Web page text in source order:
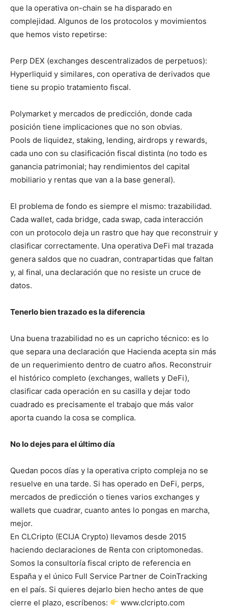
que la operativa on-chain se ha disparado en
complejidad. Algunos de los protocolos y movimientos
que hemos visto repetirse:
Perp DEX (exchanges descentralizados de perpetuos):
Hyperliquid y similares, con operativa de derivados que
tiene su propio tratamiento fiscal.
Polymarket y mercados de predicción, donde cada
posición tiene implicaciones que no son obvias.
Pools de liquidez, staking, lending, airdrops y rewards,
cada uno con su clasificación fiscal distinta (no todo es
ganancia patrimonial; hay rendimientos del capital
mobiliario y rentas que van a la base general).
El problema de fondo es siempre el mismo: trazabilidad.
Cada wallet, cada bridge, cada swap, cada interacción
con un protocolo deja un rastro que hay que reconstruir y
clasificar correctamente. Una operativa DeFi mal trazada
genera saldos que no cuadran, contrapartidas que faltan
y, al final, una declaración que no resiste un cruce de
datos.
Tenerlo bien trazado es la diferencia
Una buena trazabilidad no es un capricho técnico: es lo
que separa una declaración que Hacienda acepta sin más
de un requerimiento dentro de cuatro años. Reconstruir
el histórico completo (exchanges, wallets y DeFi),
clasificar cada operación en su casilla y dejar todo
cuadrado es precisamente el trabajo que más valor
aporta cuando la cosa se complica.
No lo dejes para el último día
Quedan pocos días y la operativa cripto compleja no se
resuelve en una tarde. Si has operado en DeFi, perps,
mercados de predicción o tienes varios exchanges y
wallets que cuadrar, cuanto antes lo pongas en marcha,
mejor.
En CLCripto (ECIJA Crypto) llevamos desde 2015
haciendo declaraciones de Renta con criptomonedas.
Somos la consultoría fiscal cripto de referencia en
España y el único Full Service Partner de CoinTracking
en el país. Si quieres dejarlo bien hecho antes de que
cierre el plazo, escríbenos:
www.clcripto.com